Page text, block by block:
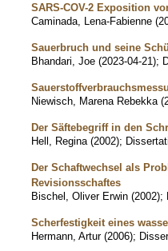
SARS-COV-2 Exposition
Caminada, Lena-Fabienne (
Sauerbruch und seine
Bhandari, Joe (2023-04-21);
Niewisch, Marena Rebekka (
Der Säftebegriff in den
Hell, Regina (2002);
Der Schaftwechsel als
Revisionsschaftes
Bischel, Oliver Erwin (2002);
Scherfestigkeit eines
Hermann, Artur (2006);